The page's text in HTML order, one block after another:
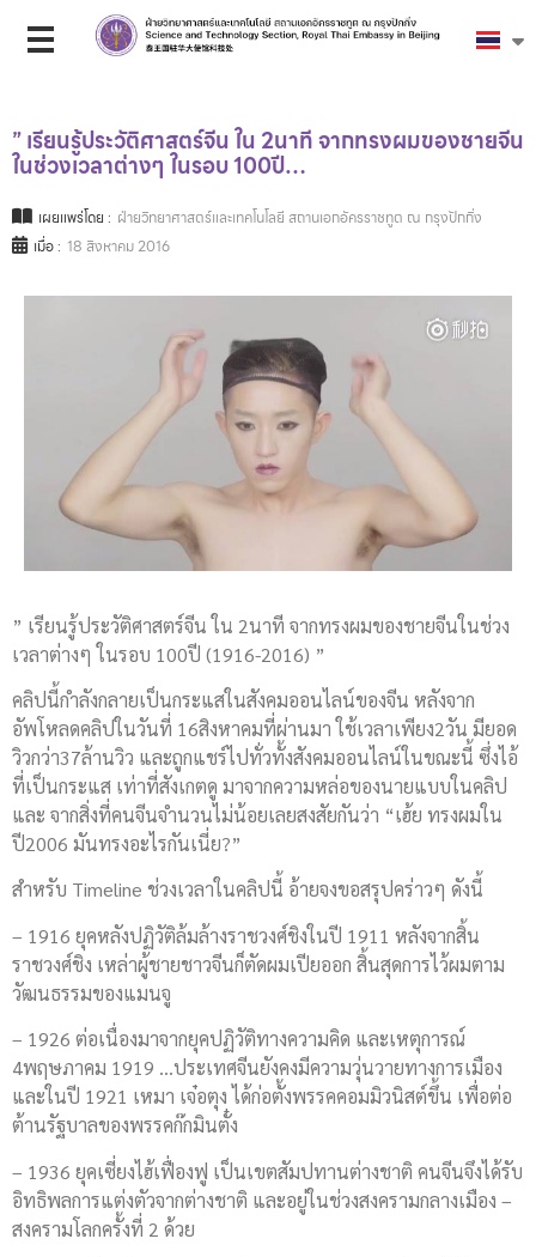
” เรียนรู้ประวัติศาสตร์จีน ใน 2นาที จากทรงผมของชายจีน
ในช่วงเวลาต่างๆ ในรอบ 100ปี…
เผยแพร่โดย : ฝ่ายวิทยาศาสตร์และเทคโนโลยี สถานเอกอัครราชทูต ณ กรุงปักกิ่ง
เมื่อ : 18 สิงหาคม 2016
” เรียนรู้ประวัติศาสตร์จีน ใน 2นาที จากทรงผมของชายจีนในช่วง
เวลาต่างๆ ในรอบ 100ปี (1916-2016) ”
คลิปนี้กำลังกลายเป็นกระแสในสังคมออนไลน์ของจีน หลังจาก
อัพโหลดคลิปในวันที่ 16สิงหาคมที่ผ่านมา ใช้เวลาเพียง2วัน มียอด
วิวกว่า37ล้านวิว และถูกแชร์ไปทั่วทั้งสังคมออนไลน์ในขณะนี้ ซึ่งไอ้
ที่เป็นกระแส เท่าที่สังเกตดู มาจากความหล่อของนายแบบในคลิป
และ จากสิ่งที่คนจีนจำนวนไม่น้อยเลยสงสัยกันว่า “เฮ้ย ทรงผมใน
ปี2006 มันทรงอะไรกันเนี่ย?”
สำหรับ Timeline ช่วงเวลาในคลิปนี้ อ้ายจงขอสรุปคร่าวๆ ดังนี้
– 1916 ยุคหลังปฏิวัติล้มล้างราชวงศ์ชิงในปี 1911 หลังจากสิ้น
ราชวงศ์ชิง เหล่าผู้ชายชาวจีนก็ตัดผมเปียออก สิ้นสุดการไว้ผมตาม
วัฒนธรรมของแมนจู
– 1926 ต่อเนื่องมาจากยุคปฏิวัติทางความคิด และเหตุการณ์
4พฤษภาคม 1919 …ประเทศจีนยังคงมีความวุ่นวายทางการเมือง
และในปี 1921 เหมา เจ๋อตุง ได้ก่อตั้งพรรคคอมมิวนิสต์ขึ้น เพื่อต่อ
ต้านรัฐบาลของพรรคก๊กมินตั๋ง
– 1936 ยุคเซี่ยงไฮ้เฟื่องฟู เป็นเขตสัมปทานต่างชาติ คนจีนจึงได้รับ
อิทธิพลการแต่งตัวจากต่างชาติ และอยู่ในช่วงสงครามกลางเมือง –
สงครามโลกครั้งที่ 2 ด้วย